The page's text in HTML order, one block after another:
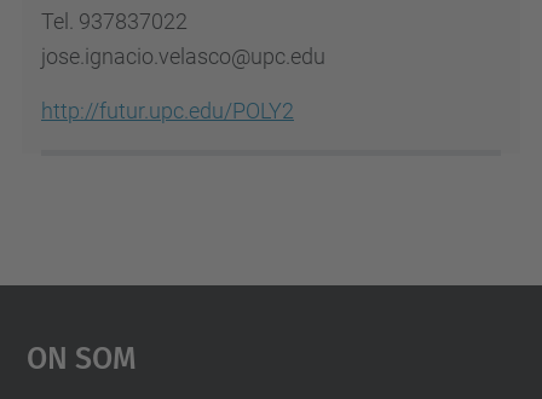
Tel. 937837022
jose.ignacio.velasco@upc.edu
http://futur.upc.edu/POLY2
On Som